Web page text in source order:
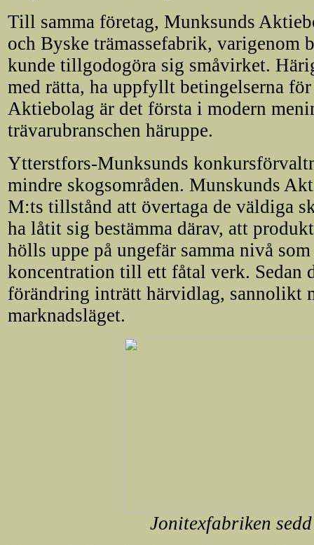
Till samma företag, Munksunds
och Byske trämassefabrik, varigenom
kunde tillgodogöra sig småvirket.
med rätta, ha uppfyllt betingelserna
Aktiebolag är det första i modern
trävarubranschen häruppe.
Ytterstfors-Munksunds
mindre skogsområden. Munskunds
M:ts tillstånd att övertaga de väldiga
ha låtit sig bestämma därav, att
hölls uppe på ungefär samma nivå
koncentration till ett fåtal verk. Sedan
förändring inträtt härvidlag, sannolikt
marknadsläget.
Jonitexfabriken